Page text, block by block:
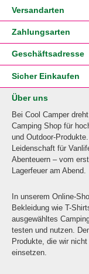
Versandarten
Zahlungsarten
Geschäftsadresse
Sicher Einkaufen
Über uns
Bei Cool Camper
Camping Shop für
und Outdoor-
Leidenschaft für
Abenteuern – vom
Lagerfeuer am Abend.
In unserem Online-
Bekleidung wie T-
ausgewähltes
testen und nutzen.
Produkte, die wir
einsetzen.